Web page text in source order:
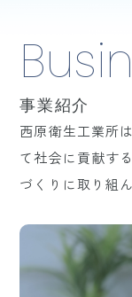
事業紹介
西原衛生工業所
て社会に貢献す
づくりに取り組